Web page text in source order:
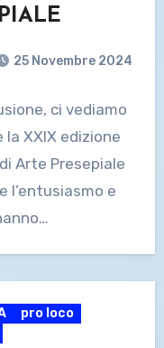
25 Novembre 2024
ci vediamo
XXIX edizione
Arte Presepiale
l’entusiasmo e
pro loco